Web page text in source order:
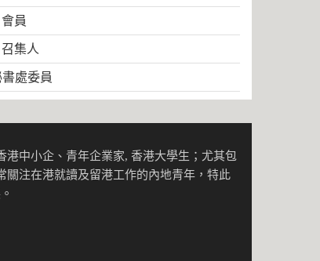
會員
召集人
處委員
港中小企、青年企業家, 香港大學生；尤其包
關注在港就讀及留港工作的內地青年，特此